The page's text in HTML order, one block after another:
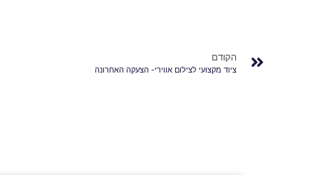
הקודם
ציוד מקצועי לצילום אווירי- הצעקה האחרונה